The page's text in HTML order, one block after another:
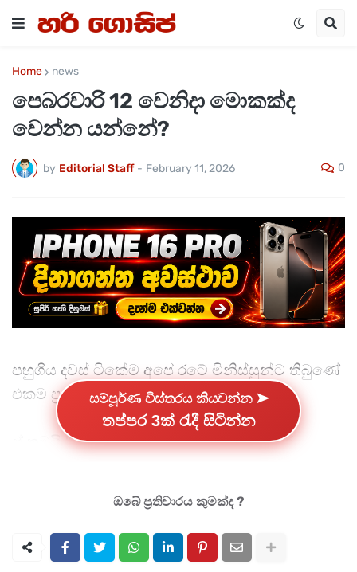
Home news
පෙබරවාරි 12 වෙනිදා මොකක්ද
වෙන්න යන්නේ?
by Editorial Staff - February 11, 2026 0
පහුගිය දවස් ටිකේම අපේ රටේ මිනිස්සුන්ට තිබුණේ
එකම ප්‍රශ්නයයි.
ඒ තමයි "මේ තියෙන දැඩි රස්නය කවදා ඉවර
ඇඟපත දන කඩන මේ වියළි කාලගුණය ගැන
කාලගුණවිද්‍යා දෙපාර්තමේන්තුවෙන් හෙට දවසට
අදාළව විශේෂ නිවේදනයක් නිකුත් කරලා
සම්පූර්ණ විස්තරය කියවන්න ➤
තප්පර 3ක් රැදී සිටින්න
ඔබේ ප්‍රතිචාරය කුමක්ද ?